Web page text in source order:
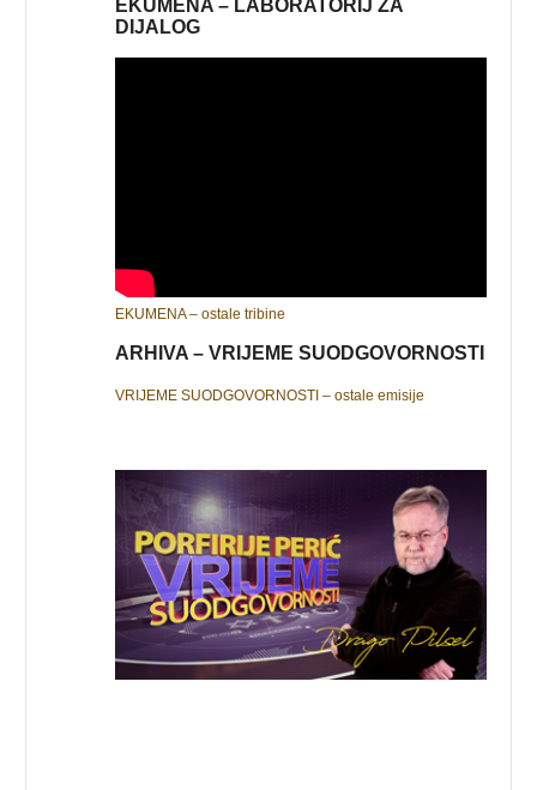
EKUMENA – LABORATORIJ ZA
DIJALOG
EKUMENA – ostale tribine
ARHIVA – VRIJEME SUODGOVORNOSTI
VRIJEME SUODGOVORNOSTI – ostale emisije